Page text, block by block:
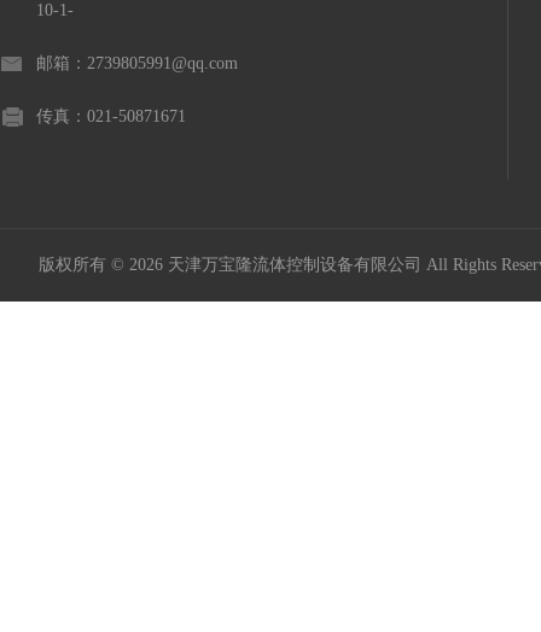
10-1-
邮箱：2739805991@qq.com
传真：021-50871671
版权所有 © 2026 天津万宝隆流体控制设备有限公司 All Rights